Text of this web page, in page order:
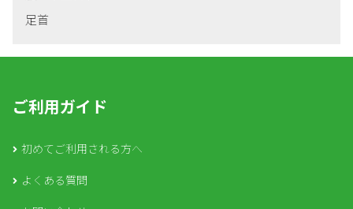
足首
ご利用ガイド
初めてご利用される方へ
よくある質問